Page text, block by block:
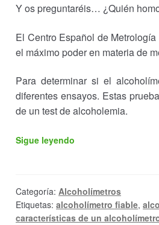
Y os preguntaréis… ¿Quién
El Centro Español de
el máximo poder en materia de
Para determinar si el
diferentes ensayos. Estas
de un test de alcoholemia.
Sigue leyendo
ALCOHOLÍMETRO
ES
FIABLE?
Categoría:Alcoholímetros
Etiquetas:alcoholímetro fiable,
características de un